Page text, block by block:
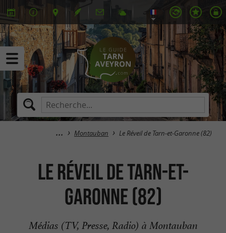
Montauban Le Réveil de Tarn-et-Garonne (82)
Le Réveil de Tarn-et-
Garonne (82)
Médias (TV, Presse, Radio) à Montauban